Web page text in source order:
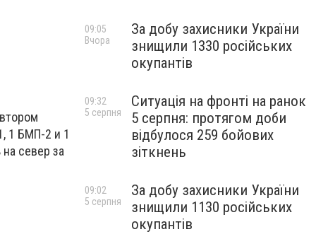
1 БМП-2 и 1
север за
За добу захисники України
знищили 1330 російських
окупантів
09:05
Вчора
Ситуація на фронті на ранок
5 серпня: протягом доби
відбулося 259 бойових
зіткнень
09:32
5 серпня
За добу захисники України
знищили 1130 російських
окупантів
09:02
5 серпня